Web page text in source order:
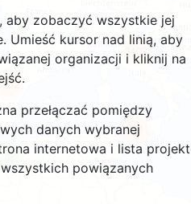
aby zobaczyć wszystkie jej
Umieść kursor nad linią, aby
organizacji i kliknij na
przełączać pomiędzy
danych wybranej
internetowa i lista
powiązanych
3
481